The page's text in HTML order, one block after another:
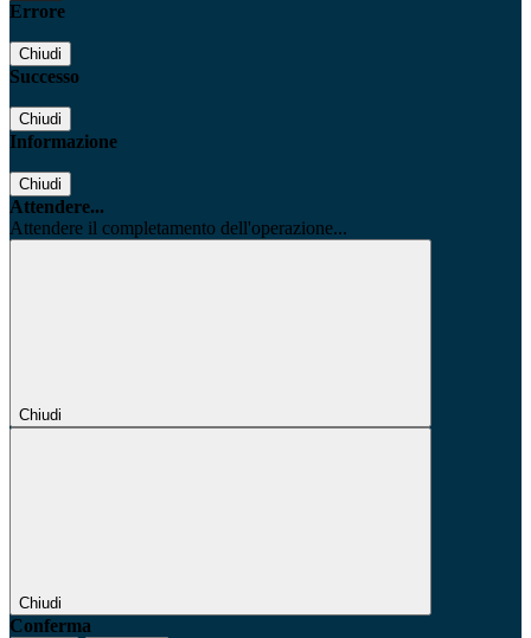
Errore
Chiudi
Successo
Chiudi
Informazione
Chiudi
Attendere...
Attendere il completamento dell'operazione...
Chiudi
Chiudi
Conferma